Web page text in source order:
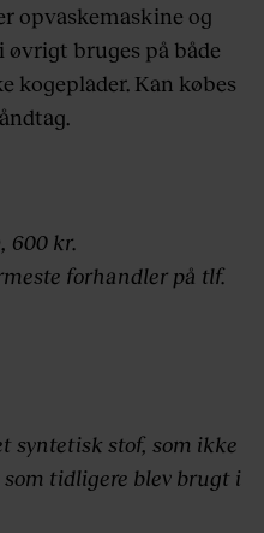
opvaskemaskine og
bruges på både
kogeplader. Kan købes
600 kr.
forhandler på tlf.
syntetisk stof, som ikke
tidligere blev brugt i